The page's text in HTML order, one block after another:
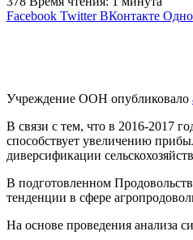
Facebook Twitter ВКонтакте
Учреждение ООН опубликовало
В связи с тем, что в 2016-2017
способствует увеличению
диверсификации
В подготовленном
тенденции в сфере
На основе проведения анализа